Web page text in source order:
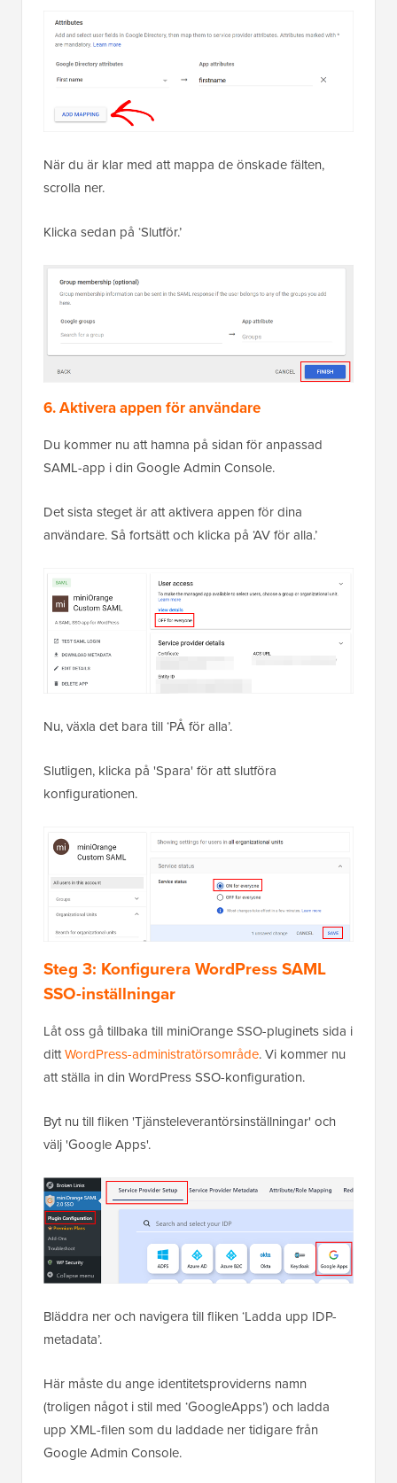
När du är klar med att mappa de önskade fälten,
scrolla ner.
Klicka sedan på ‘Slutför.’
6. Aktivera appen för användare
Du kommer nu att hamna på sidan för anpassad
SAML-app i din Google Admin Console.
Det sista steget är att aktivera appen för dina
användare. Så fortsätt och klicka på ‘AV för alla.’
Nu, växla det bara till ‘PÅ för alla’.
Slutligen, klicka på 'Spara' för att slutföra
konfigurationen.
Steg 3: Konfigurera WordPress SAML
SSO-inställningar
Låt oss gå tillbaka till miniOrange SSO-pluginets sida i
dittWordPress-administratörsområde. Vi kommer nu
att ställa in din WordPress SSO-konfiguration.
Byt nu till fliken 'Tjänsteleverantörsinställningar' och
välj 'Google Apps'.
Bläddra ner och navigera till fliken ‘Ladda upp IDP-
metadata’.
Här måste du ange identitetsproviderns namn
(troligen något i stil med ‘GoogleApps’) och ladda
upp XML-filen som du laddade ner tidigare från
Google Admin Console.